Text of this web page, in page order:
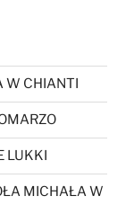
W CHIANTI
LUKKI
MICHAŁA W